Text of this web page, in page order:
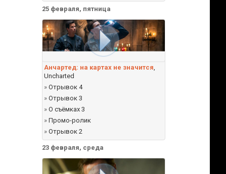
25 февраля, пятница
Анчартед: на картах не значится,
Uncharted
» Отрывок 4
» Отрывок 3
» О съёмках 3
» Промо-ролик
» Отрывок 2
23 февраля, среда